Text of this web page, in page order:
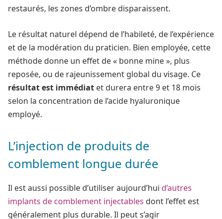
restaurés, les zones d’ombre disparaissent.
Le résultat naturel dépend de l’habileté, de l’expérience
et de la modération du praticien. Bien employée, cette
méthode donne un effet de « bonne mine », plus
reposée, ou de rajeunissement global du visage. Ce
résultat est immédiat et durera entre 9 et 18 mois
selon la concentration de l’acide hyaluronique
employé.
L’injection de produits de
comblement longue durée
Il est aussi possible d’utiliser aujourd’hui d’autres
implants de comblement injectables dont l’effet est
généralement plus durable. Il peut s’agir